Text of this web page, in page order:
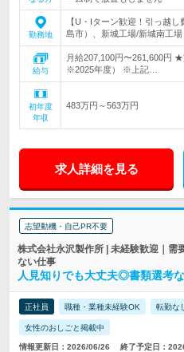
勤務地
【U・Iターン歓迎！引っ越
島市）、新城工場/新城南工
給与
月給207,100円〜261,600円
※2025年度） ※上記…
初年度
年収
483万円～563万円
求人詳細を見る
志望動機・自己PR不要
株式会社永沢製作所 | 未経験歓迎｜需
ない仕事
人見知りでも大丈夫◎書類選考
正社員 職種・業種未経験OK 転勤なし
女性のおしごと掲載中
情報更新日：2026/06/26 終了予定日：